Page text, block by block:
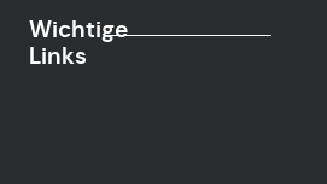
Wichtige
Links